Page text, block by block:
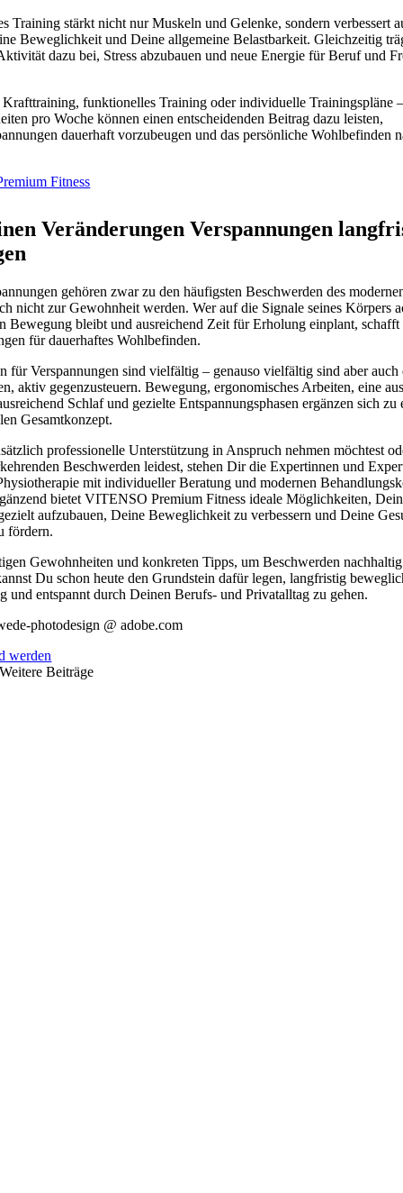
Training stärkt nicht nur Muskeln und Gelenke, sondern verbessert
Beweglichkeit und Deine allgemeine Belastbarkeit. Gleichzeitig
dazu bei, Stress abzubauen und neue Energie für Beruf und
Krafttraining, funktionelles Training oder individuelle Trainingspläne
pro Woche können einen entscheidenden Beitrag dazu leisten,
dauerhaft vorzubeugen und das persönliche Wohlbefinden
Fitness
Veränderungen Verspannungen
gehören zwar zu den häufigsten Beschwerden des
nicht zur Gewohnheit werden. Wer auf die Signale seines Körpers
Bewegung bleibt und ausreichend Zeit für Erholung einplant, schafft
für dauerhaftes Wohlbefinden.
für Verspannungen sind vielfältig – genauso vielfältig sind aber auch
aktiv gegenzusteuern. Bewegung, ergonomisches Arbeiten, eine
Schlaf und gezielte Entspannungsphasen ergänzen sich zu
Gesamtkonzept.
professionelle Unterstützung in Anspruch nehmen möchtest
Beschwerden leidest, stehen Dir die Expertinnen und
mit individueller Beratung und modernen
bietet VITENSO Premium Fitness ideale Möglichkeiten,
aufzubauen, Deine Beweglichkeit zu verbessern und Deine
fördern.
Gewohnheiten und konkreten Tipps, um Beschwerden
Du schon heute den Grundstein dafür legen, langfristig
und entspannt durch Deinen Berufs- und Privatalltag zu gehen.
photodesign @ adobe.com
werden
Weitere Beiträge